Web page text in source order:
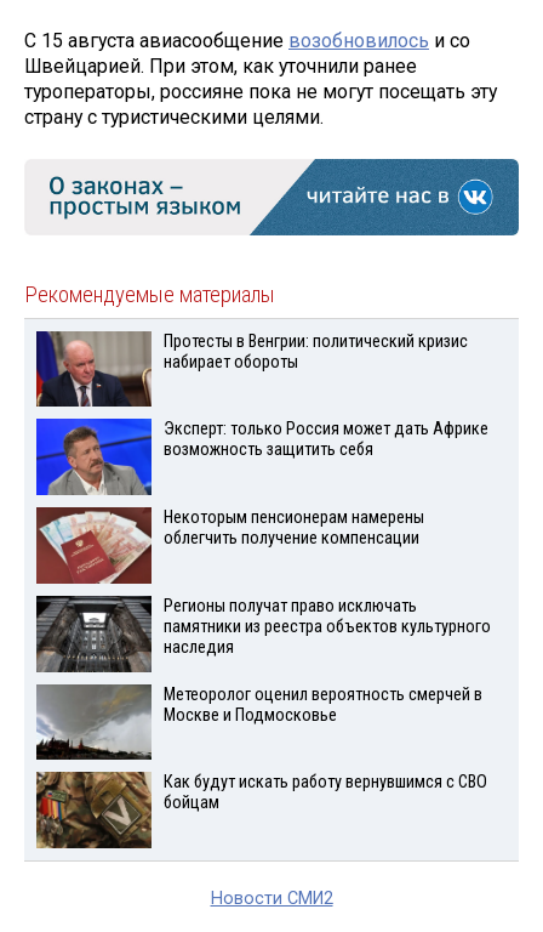
С 15 августа авиасообщение возобновилось и со
Швейцарией. При этом, как уточнили ранее
туроператоры, россияне пока не могут посещать эту
страну с туристическими целями.
Рекомендуемые материалы
Протесты в Венгрии: политический кризис
набирает обороты
Эксперт: только Россия может дать Африке
возможность защитить себя
Некоторым пенсионерам намерены
облегчить получение компенсации
Регионы получат право исключать
памятники из реестра объектов культурного
наследия
Метеоролог оценил вероятность смерчей в
Москве и Подмосковье
Как будут искать работу вернувшимся с СВО
бойцам
Новости СМИ2